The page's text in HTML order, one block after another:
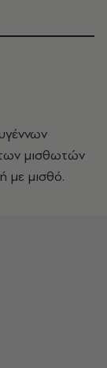
μισθωτών
με μισθό.